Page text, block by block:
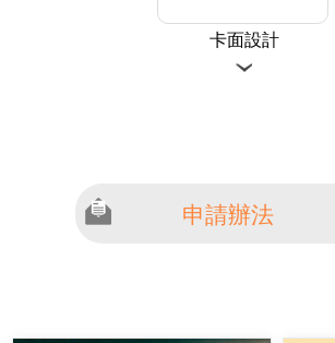
卡面設計
申請辦法